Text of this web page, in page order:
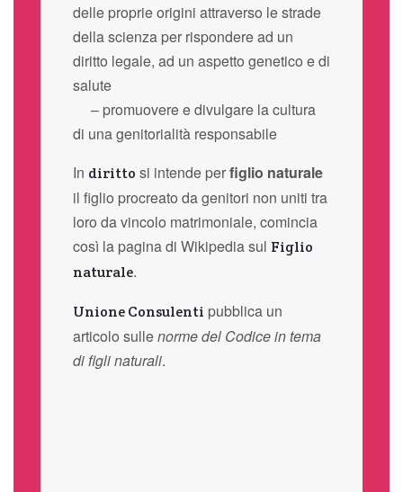
delle proprie origini attraverso le strade
della scienza per rispondere ad un
diritto legale, ad un aspetto genetico e di
salute
– promuovere e divulgare la cultura
di una genitorialità responsabile
In diritto si intende perfiglio naturale
il figlio procreato da genitori non uniti tra
loro da vincolo matrimoniale, comincia
così la pagina di Wikipedia sul Figlio
naturale.
Unione Consulenti pubblica un
articolo sullenorme del Codice in tema
di figli naturali.